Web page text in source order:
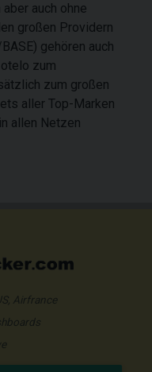
auch ohne
großen Providern
gehören auch
zum
zum großen
aller Top-Marken
allen Netzen
Airfrance